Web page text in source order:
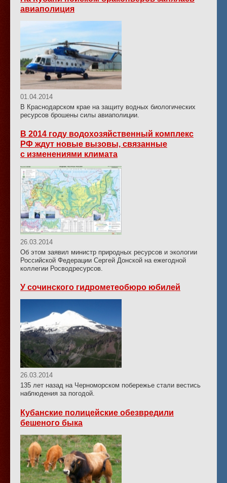
авиаполиция
01.04.2014
В Краснодарском крае на защиту водных биологических
ресурсов брошены силы авиаполиции.
В 2014 году водохозяйственный комплекс
РФ ждут новые вызовы, связанные
с изменениями климата
26.03.2014
Об этом заявил министр природных ресурсов и экологии
Российской Федерации Сергей Донской на ежегодной
коллегии Росводресурсов.
У сочинского гидрометеобюро юбилей
26.03.2014
135 лет назад на Черноморском побережье стали вестись
наблюдения за погодой.
Кубанские полицейские обезвредили
бешеного быка